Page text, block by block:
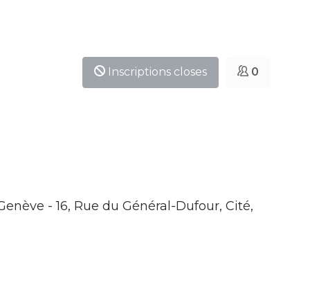
Inscriptions closes 0
- 16, Rue du Général-Dufour, Cité,